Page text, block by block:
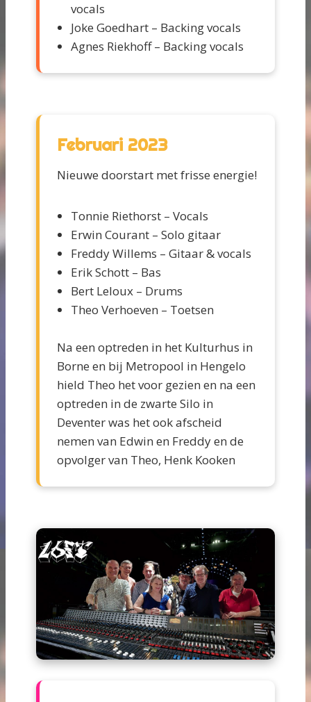
vocals
Joke Goedhart – Backing vocals
Agnes Riekhoff – Backing vocals
Februari 2023
Nieuwe doorstart met frisse energie!
Tonnie Riethorst – Vocals
Erwin Courant – Solo gitaar
Freddy Willems – Gitaar & vocals
Erik Schott – Bas
Bert Leloux – Drums
Theo Verhoeven – Toetsen
Na een optreden in het Kulturhus in
Borne en bij Metropool in Hengelo
hield Theo het voor gezien en na een
optreden in de zwarte Silo in
Deventer was het ook afscheid
nemen van Edwin en Freddy en de
opvolger van Theo, Henk Kooken